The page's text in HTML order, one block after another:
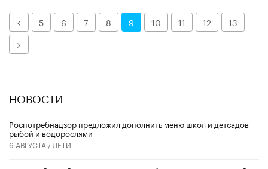
Назад
5 6 7 8 9 10 11 12
13
Далее
НОВОСТИ
Роспотребнадзор предложил дополнить меню школ и детсадов
рыбой и водорослями
6 АВГУСТА / ДЕТИ